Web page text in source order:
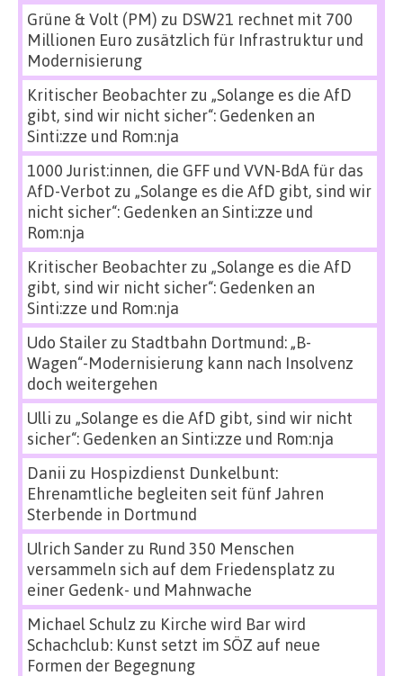
Grüne & Volt (PM) zu DSW21 rechnet mit 700
Millionen Euro zusätzlich für Infrastruktur und
Modernisierung
Kritischer Beobachterzu „Solange es die AfD
gibt, sind wir nicht sicher“: Gedenken an
Sinti:zze und Rom:nja
1000 Jurist:innen, die GFF und VVN-BdA für das
AfD-Verbot zu „Solange es die AfD gibt, sind wir
nicht sicher“: Gedenken an Sinti:zze und
Rom:nja
Kritischer Beobachterzu „Solange es die AfD
gibt, sind wir nicht sicher“: Gedenken an
Sinti:zze und Rom:nja
Udo Stailerzu Stadtbahn Dortmund: „B-
Wagen“-Modernisierung kann nach Insolvenz
doch weitergehen
Ulli zu „Solange es die AfD gibt, sind wir nicht
sicher“: Gedenken an Sinti:zze und Rom:nja
Danii zu Hospizdienst Dunkelbunt:
Ehrenamtliche begleiten seit fünf Jahren
Sterbende in Dortmund
Ulrich Sanderzu Rund 350 Menschen
versammeln sich auf dem Friedensplatz zu
einer Gedenk- und Mahnwache
Michael Schulz zu Kirche wird Bar wird
Schachclub: Kunst setzt im SÖZ auf neue
Formen der Begegnung